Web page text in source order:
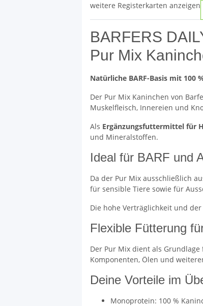
weitere Registerkarten anzeigen
BARFERS
Pur Mix
Natürliche BARF-Basis mit 100
Der Pur Mix Kaninchen von
Muskelfleisch, Innereien und
Als Ergänzungsfuttermittel für
und Mineralstoffen.
Ideal für BARF und
Da der Pur Mix ausschließlich
für sensible Tiere sowie für
Die hohe Verträglichkeit und
Flexible Fütterung
Der Pur Mix dient als
Komponenten, Ölen und
Deine Vorteile im
Monoprotein: 100 %